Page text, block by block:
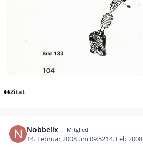
Zitat
Nobbelix Mitglied
14. Februar 2008 um 09:5214. Feb 2008